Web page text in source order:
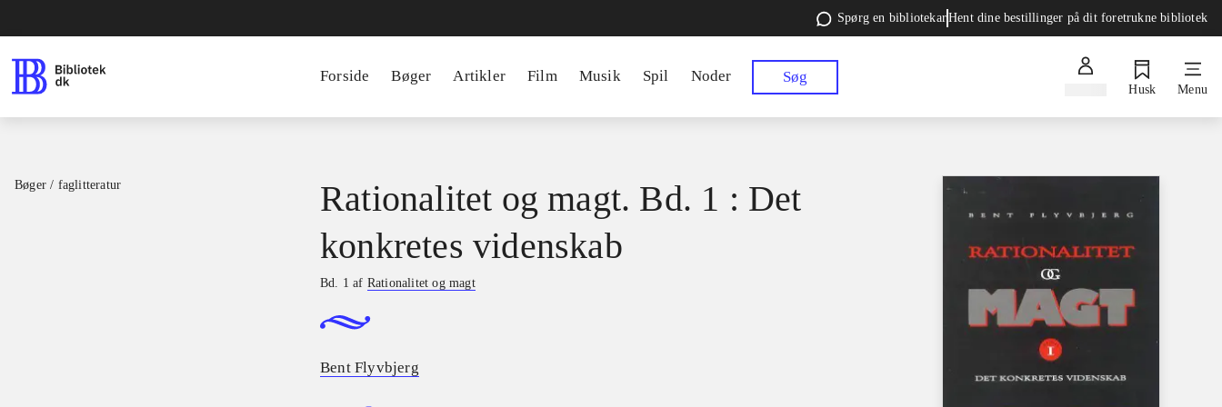
Spørg en bibliotekarHent dine bestillinger på dit foretrukne bibliotek
Forside Bøger Artikler Film Musik Spil Noder Søg
Husk Menu
Bøger / faglitteratur
Rationalitet og magt. Bd. 1 : Det
konkretes videnskab
Bd. 1 af Rationalitet og magt
Bent Flyvbjerg